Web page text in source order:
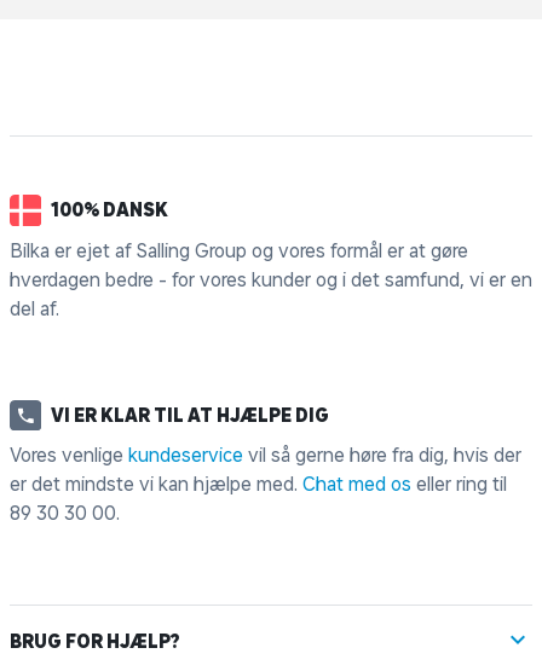
100% DANSK
Bilka er ejet af Salling Group og vores formål er at gøre
hverdagen bedre - for vores kunder og i det samfund, vi er en
del af.
VI ER KLAR TIL AT HJÆLPE DIG
Vores venlige kundeservice vil så gerne høre fra dig, hvis der
er det mindste vi kan hjælpe med. Chat med os eller ring til
89 30 30 00.
BRUG FOR HJÆLP?